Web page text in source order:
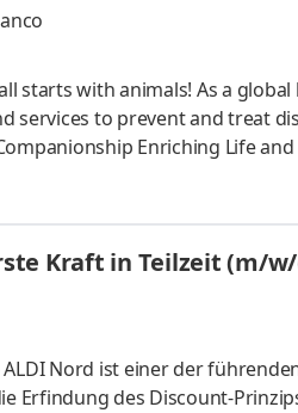
all starts with animals! As a
services to prevent and treat
Enriching Life
we pride ourselves on
driving force behind innovation,
and champions new ways
Kraft in Teilzeit (m/
Nord ist einer der
Erfindung des Discount-